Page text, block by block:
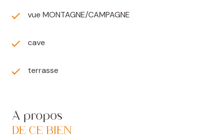
vue MONTAGNE/CAMPAGNE
cave
terrasse
A propos
DE CE BIEN